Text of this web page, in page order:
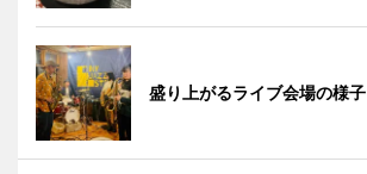
盛り上がるライブ会場の様子